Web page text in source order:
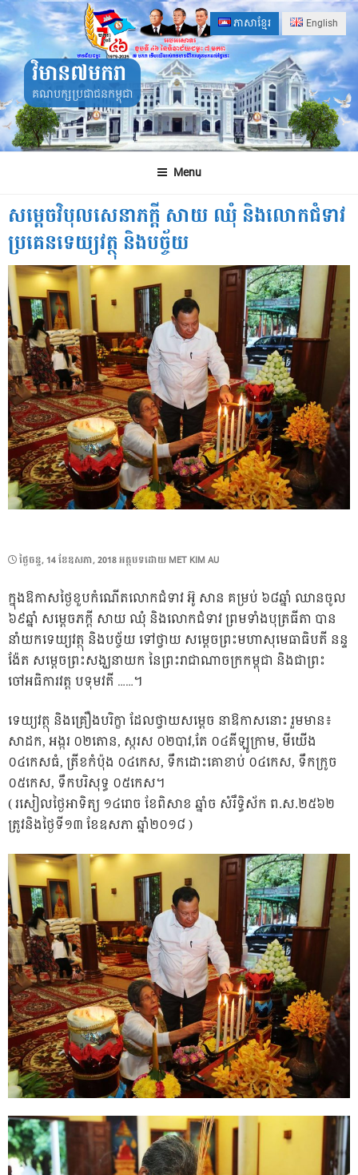
Skip
to
content
ភាសាខ្មែរ English
វិមាន៧មករា
គណបក្សប្រជាជនកម្ពុជា
Menu
សម្តេចវិបុលសេនាភក្តី សាយ ឈុំ និងលោកជំទាវ
ប្រគេនទេយ្យវត្ថុ និងបច្ច័យ
POSTED
ថ្ងៃ​ចន្ទ, 14 ខែ​ឧសភា, 2018អត្ថបទដោយ MET KIM AU
ក្នុងឱកាសថ្ងៃខួបកំណើតលោកជំទាវ អ៊ូ សាន គម្រប់ ៦៨ឆ្នាំ ឈានចូល
៦៩ឆ្នាំ សម្តេចភក្តី សាយ ឈុំ និងលោកជំទាវ ព្រមទាំងបុត្រធីតា បាន
នាំយកទេយ្យវត្ថុ និងបច្ច័យ ទៅថ្វាយ សម្តេចព្រះមហាសុមេធាធិបតី នន្ទ
ង៉ែត សម្តេចព្រះសង្ឃនាយក នៃព្រះរាជាណាចក្រកម្ពុជា និងជាព្រះ
ចៅអធិការវត្ត បទុមវតី ……។
ទេយ្យវត្ថុ និងគ្រឿងបរិក្ខា ដែលថ្វាយសម្តេច នាឱកាសនោះ រួមមាន៖
សាដក, អង្ករ ០២តោន, ស្ករស ០២បាវ,តែ ០៤គីឡូក្រាម, មីយើង
០៤កេសធំ, ត្រីខកំប៉ុង ០៤កេស, ទឹកដោះគោខាប់ ០៤កេស, ទឹកក្រូច
០៥កេស, ទឹកបរិសុទ្ធ ០៥កេស។
( រសៀលថ្ងៃអាទិត្យ ១៤រោច ខែពិសាខ ឆ្នាំច សំរឹទ្ធិស័ក ព.ស.២៥៦២
ត្រូវនិងថ្ងៃទី១៣ ខែឧសភា ឆ្នាំ២០១៨ )